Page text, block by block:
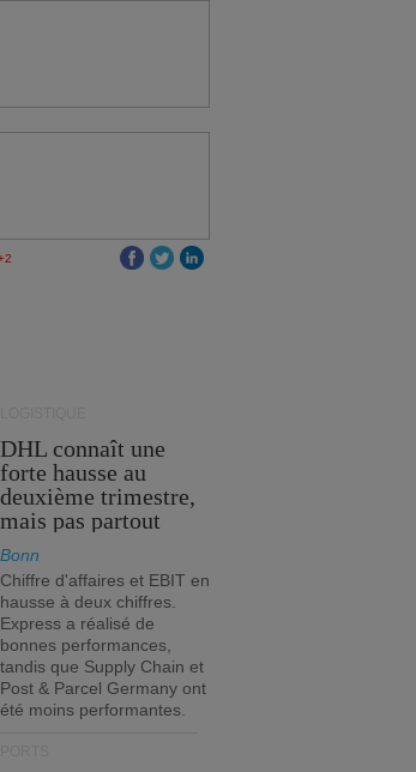
DHL connaît une
forte hausse au
deuxième trimestre,
mais pas partout
Bonn
Chiffre d'affaires et EBIT en
hausse à deux chiffres.
Express a réalisé de
bonnes performances,
tandis que Supply Chain et
Post & Parcel Germany ont
été moins performantes.